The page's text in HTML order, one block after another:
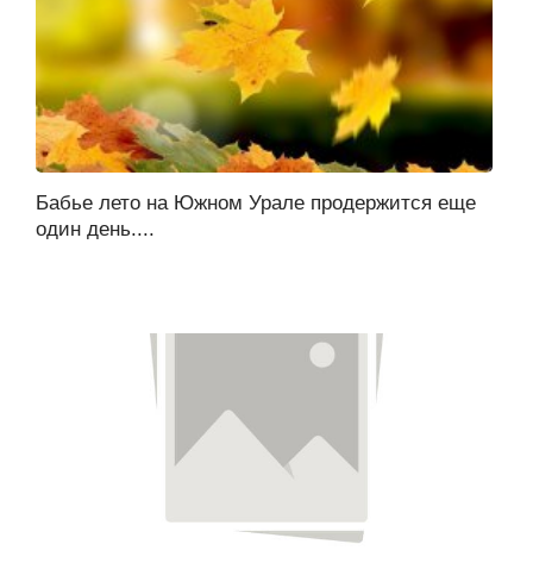
Бабье лето на Южном Урале продержится еще
один день....